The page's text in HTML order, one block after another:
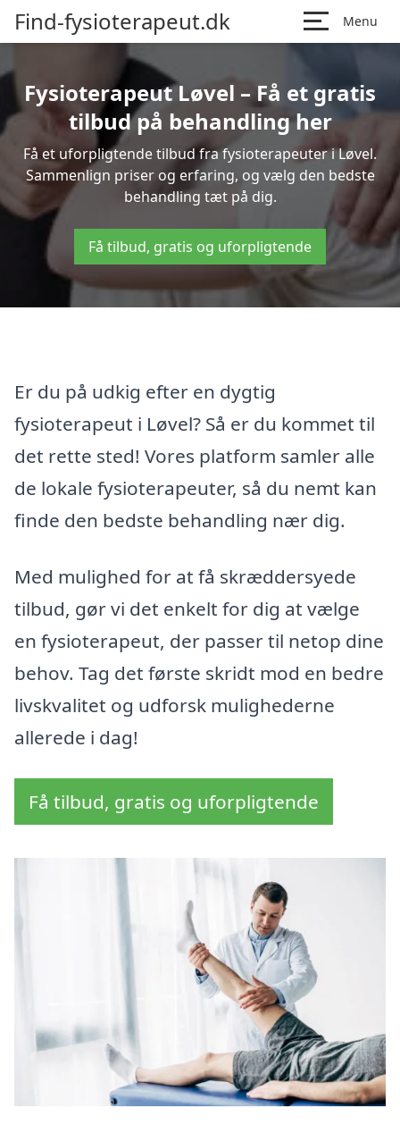
Find-fysioterapeut.dk Menu
Fysioterapeut Løvel – Få et gratis
tilbud på behandling her
Få et uforpligtende tilbud fra fysioterapeuter i Løvel.
Sammenlign priser og erfaring, og vælg den bedste
behandling tæt på dig.
Få tilbud, gratis og uforpligtende
Er du på udkig efter en dygtig
fysioterapeut i Løvel? Så er du kommet til
det rette sted! Vores platform samler alle
de lokale fysioterapeuter, så du nemt kan
finde den bedste behandling nær dig.
Med mulighed for at få skræddersyede
tilbud, gør vi det enkelt for dig at vælge
en fysioterapeut, der passer til netop dine
behov. Tag det første skridt mod en bedre
livskvalitet og udforsk mulighederne
allerede i dag!
Få tilbud, gratis og uforpligtende